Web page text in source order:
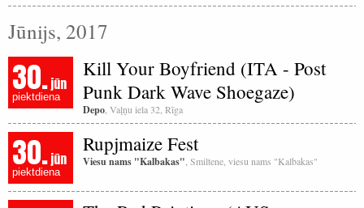
Jūnijs, 2017
30.jūn
piektdiena
Kill Your Boyfriend (ITA - Post
Punk Dark Wave Shoegaze)
Depo , Vaļņu iela 32, Rīga
30.jūn
piektdiena
Rupjmaize Fest
Viesu nams "Kalbakas" , Smiltene, viesu nams "Kalbakas"